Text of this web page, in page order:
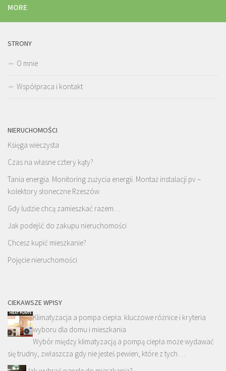
MORE
STRONY
O mnie
Współpraca i kontakt
NIERUCHOMOŚCI
Księga wieczysta
Czas na własne cztery kąty?
Tania energia. Monitoring zużycia energii. Montaż instalacji pv –
kolektory słoneczne Rzeszów
Gdy ludzie chcą zamieszkać razem…
Jak podejść do zakupu nieruchomości
Chcesz kupić mieszkanie?
Pojęcie nieruchomości
CIEKAWSZE WPISY
Klimatyzacja a pompa ciepła: kluczowe różnice i kryteria
wyboru dla domu i mieszkania
Wybór między klimatyzacją a pompą ciepła może wydawać
się trudny, zwłaszcza gdy nie jesteś pewien, które z tych …